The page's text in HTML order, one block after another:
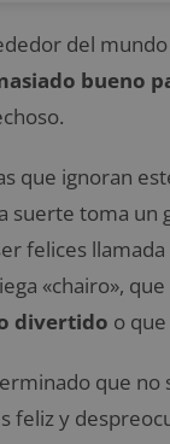
del
bueno
que ignoran
suerte toma un
felices llamada
«chairo»,
divertido o
que
feliz y